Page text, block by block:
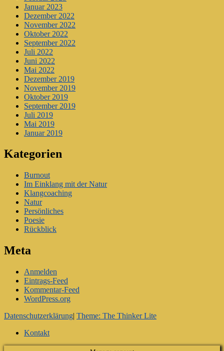
Januar 2023
Dezember 2022
November 2022
Oktober 2022
September 2022
Juli 2022
Juni 2022
Mai 2022
Dezember 2019
November 2019
Oktober 2019
September 2019
Juli 2019
Mai 2019
Januar 2019
Kategorien
Burnout
Im Einklang mit der Natur
Klangcoaching
Natur
Persönliches
Poesie
Rückblick
Meta
Anmelden
Eintrags-Feed
Kommentar-Feed
WordPress.org
Datenschutzerklärung| Theme: The Thinker Lite
Kontakt